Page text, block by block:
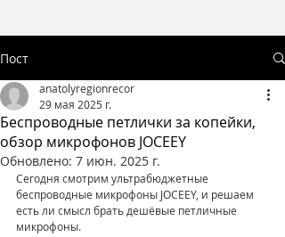
Пост
Беспроводные петлички за копейки,
обзор микрофонов JOCEEY
anatolyregionrecor
29 мая 2025 г.
Обновлено: 7 июн. 2025 г.
Сегодня смотрим ультрабюджетные
беспроводные микрофоны JOCEEY, и решаем
есть ли смысл брать дешёвые петличные
микрофоны.